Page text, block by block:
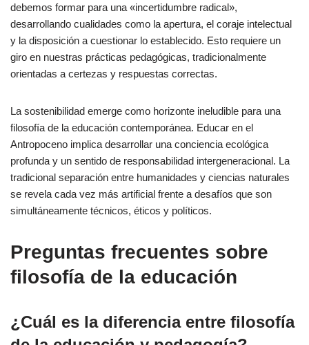
debemos formar para una «incertidumbre radical»,
desarrollando cualidades como la apertura, el coraje intelectual
y la disposición a cuestionar lo establecido. Esto requiere un
giro en nuestras prácticas pedagógicas, tradicionalmente
orientadas a certezas y respuestas correctas.
La sostenibilidad emerge como horizonte ineludible para una
filosofía de la educación contemporánea. Educar en el
Antropoceno implica desarrollar una conciencia ecológica
profunda y un sentido de responsabilidad intergeneracional. La
tradicional separación entre humanidades y ciencias naturales
se revela cada vez más artificial frente a desafíos que son
simultáneamente técnicos, éticos y políticos.
Preguntas frecuentes sobre
filosofía de la educación
¿Cuál es la diferencia entre filosofía